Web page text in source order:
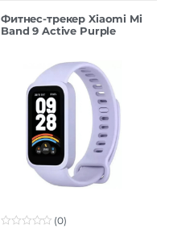
Фитнес-трекер Xiaomi Mi
Band 9 Active Purple
(0)